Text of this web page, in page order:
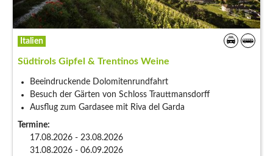
Italien
Südtirols Gipfel & Trentinos Weine
Beeindruckende Dolomitenrundfahrt
Besuch der Gärten von Schloss Trauttmansdorff
Ausflug zum Gardasee mit Riva del Garda
Termine:
17.08.2026 - 23.08.2026
31.08.2026 - 06.09.2026